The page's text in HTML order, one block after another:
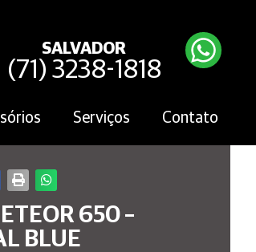
SALVADOR
(71) 3238-1818
Serviços Contato
650 –
BLUE